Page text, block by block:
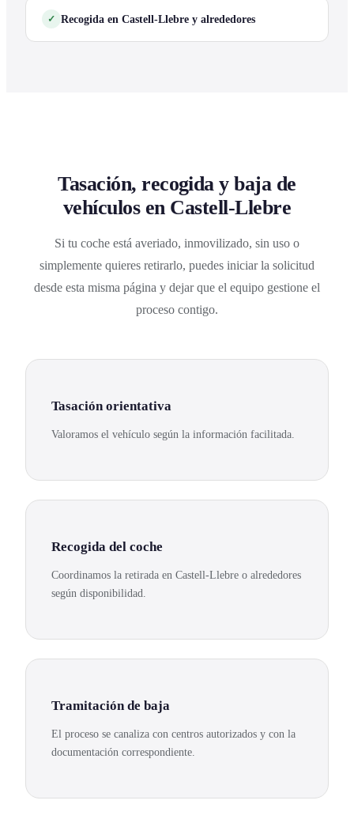
Recogida en Castell-Llebre y alrededores
Tasación, recogida y baja de
vehículos en Castell-Llebre
Si tu coche está averiado, inmovilizado, sin uso o
simplemente quieres retirarlo, puedes iniciar la solicitud
desde esta misma página y dejar que el equipo gestione el
proceso contigo.
Tasación orientativa
Valoramos el vehículo según la información facilitada.
Recogida del coche
Coordinamos la retirada en Castell-Llebre o alrededores
según disponibilidad.
Tramitación de baja
El proceso se canaliza con centros autorizados y con la
documentación correspondiente.